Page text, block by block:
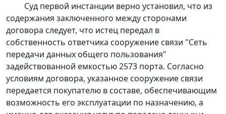
Суд первой инстанции верно установил, что из
содержания заключенного между сторонами
договора следует, что истец передал в
собственность ответчика сооружение связи "Сеть
передачи данных общего пользования"
задействованной емкостью 2573 порта. Согласно
условиям договора, указанное сооружение связи
передается покупателю в составе, обеспечивающим
возможность его эксплуатации по назначению, а